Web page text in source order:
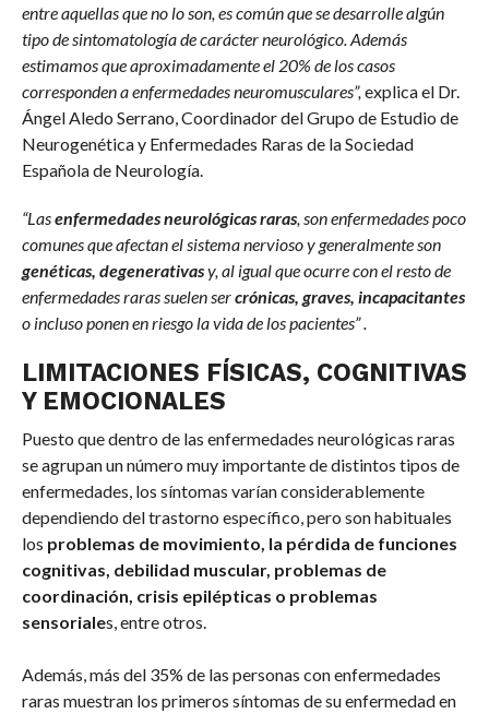
entre aquellas que no lo son, es común que se desarrolle algún
tipo de sintomatología de carácter neurológico. Además
estimamos que aproximadamente el 20% de los casos
corresponden a enfermedades neuromusculares”, explica el Dr.
Ángel Aledo Serrano, Coordinador del Grupo de Estudio de
Neurogenética y Enfermedades Raras de la Sociedad
Española de Neurología.
“Lasenfermedades neurológicas raras, son enfermedades poco
comunes que afectan el sistema nervioso y generalmente son
genéticas, degenerativasy, al igual que ocurre con el resto de
enfermedades raras suelen sercrónicas, graves, incapacitantes
o incluso ponen en riesgo la vida de los pacientes” .
LIMITACIONES FÍSICAS, COGNITIVAS
Y EMOCIONALES
Puesto que dentro de las enfermedades neurológicas raras
se agrupan un número muy importante de distintos tipos de
enfermedades, los síntomas varían considerablemente
dependiendo del trastorno específico, pero son habituales
los problemas de movimiento, la pérdida de funciones
cognitivas, debilidad muscular, problemas de
coordinación, crisis epilépticas o problemas
sensoriales, entre otros.
Además, más del 35% de las personas con enfermedades
raras muestran los primeros síntomas de su enfermedad en